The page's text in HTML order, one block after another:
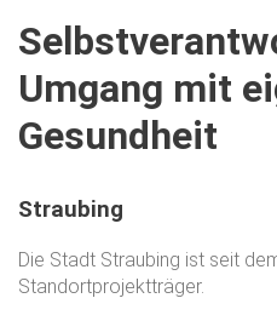
Umgang mit
Gesundheit
Straubing
Die Stadt Straubing ist seit
Standortprojektträger.